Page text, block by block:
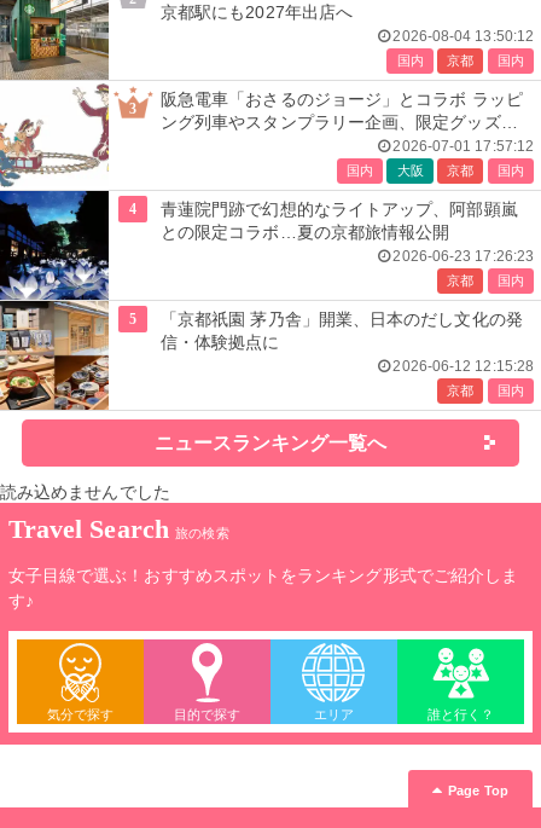
京都駅にも2027年出店へ
2026-08-04 13:50:12
国内 京都 国内
3
阪急電車「おさるのジョージ」とコラボ ラッピ
ング列車やスタンプラリー企画、限定グッズ全
2026-07-01 17:57:12
国内 大阪 京都 国内
4
青蓮院門跡で幻想的なライトアップ、阿部顕嵐
との限定コラボ…夏の京都旅情報公開
2026-06-23 17:26:23
京都 国内
5
「京都祇園 茅乃舎」開業、日本のだし文化の発
信・体験拠点に
2026-06-12 12:15:28
京都 国内
ニュースランキング一覧へ
読み込めませんでした
Travel Search 旅の検索
女子目線で選ぶ！おすすめスポットをランキング形式でご紹介しま
す♪
気分で探す 目的で探す エリア 誰と行く？
Page Top